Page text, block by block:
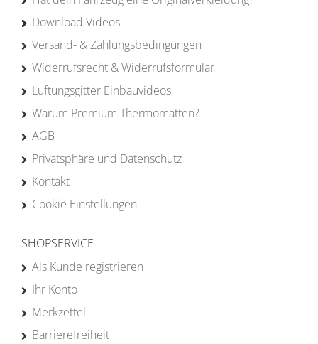
Download Videos
Versand- & Zahlungsbedingungen
Widerrufsrecht & Widerrufsformular
Lüftungsgitter Einbauvideos
Warum Premium Thermomatten?
AGB
Privatsphäre und Datenschutz
Kontakt
Cookie Einstellungen
SHOPSERVICE
Als Kunde registrieren
Ihr Konto
Merkzettel
Barrierefreiheit